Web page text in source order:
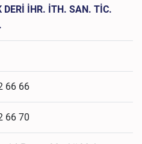
DERİ İHR. İTH. SAN. TİC.
66 66
66 70